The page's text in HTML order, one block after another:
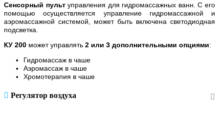
Сенсорный пультуправления для гидромассажных ванн. С его
помощью осуществляется управление гидромассажной и
аэромассажной системой, может быть включена светодиодная
подсветка.
КУ 200 может управлять 2 или 3 дополнительными опциями:
Гидромассаж в чаше
Аэромассаж в чаше
Хромотерапия в чаше
Регулятор воздуха